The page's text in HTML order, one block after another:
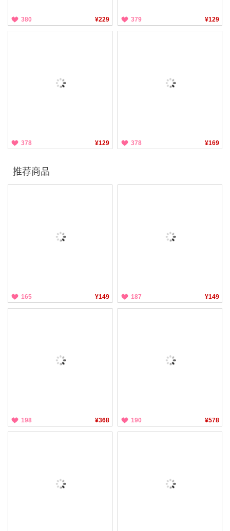
380 ¥229 379 ¥129
378 ¥129 378 ¥169
推荐商品
165 ¥149 187 ¥149
198 ¥368 190 ¥578